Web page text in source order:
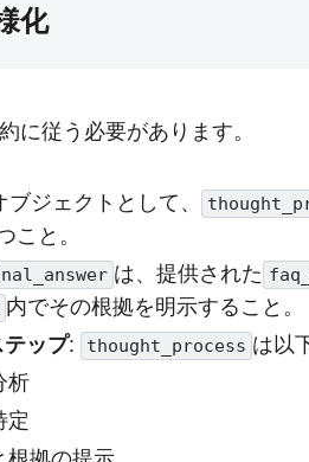
化
に従う必要があります。
ジェクトとして、
こと。
は、提供された
内でその根拠を明示すること。
ップ: thought_process は以
析
定